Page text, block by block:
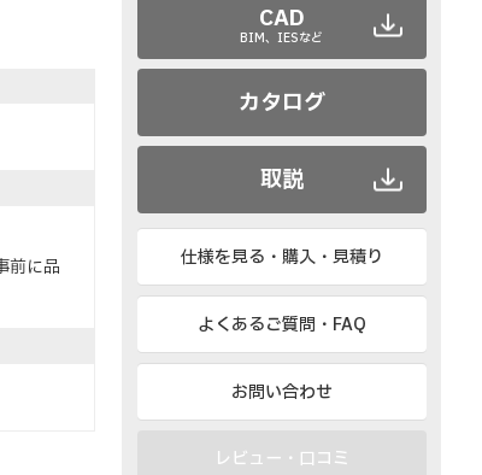
前に品
CAD
BIM、IESなど
カタログ
取説
仕様を見る・購入・見積り
よくあるご質問・FAQ
お問い合わせ
レビュー・口コミ